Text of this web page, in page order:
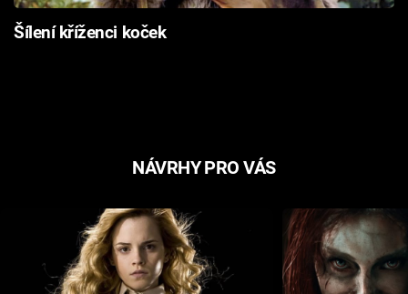
Šílení kříženci koček
NÁVRHY PRO VÁS